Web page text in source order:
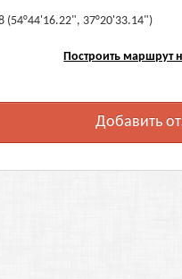
(54°44'16.22", 37°20'33.14")
Построить маршрут
Добавить